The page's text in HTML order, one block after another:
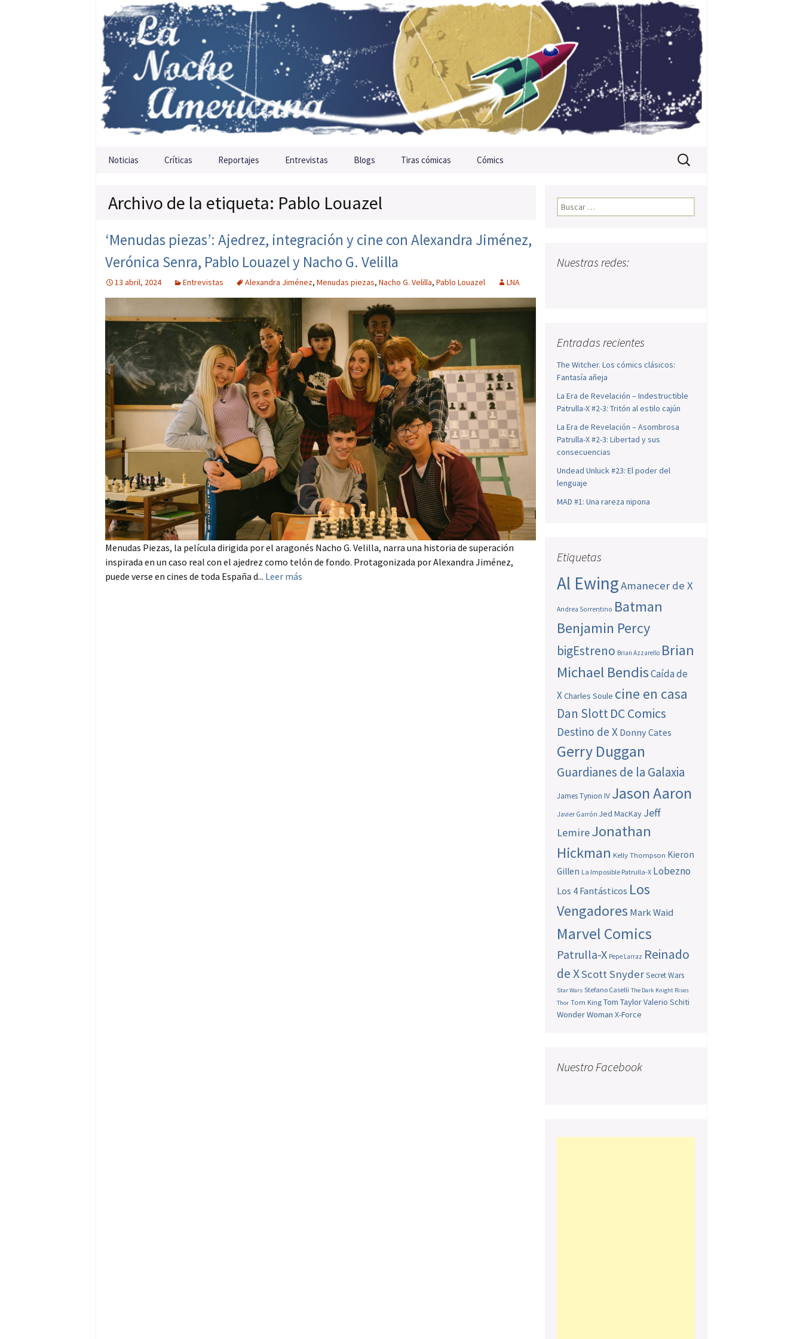
Saltar al contenido
Noticias Críticas Reportajes Entrevistas Blogs Tiras cómicas Cómics Buscar:
Archivo de la etiqueta: Pablo Louazel
‘Menudas piezas’: Ajedrez, integración y cine con Alexandra Jiménez,
Verónica Senra, Pablo Louazel y Nacho G. Velilla
13 abril, 2024 Entrevistas Alexandra Jiménez, Menudas piezas, Nacho G. Velilla, Pablo Louazel LNA
Menudas Piezas, la película dirigida por el aragonés Nacho G. Velilla, narra una historia de superación
inspirada en un caso real con el ajedrez como telón de fondo. Protagonizada por Alexandra Jiménez,
puede verse en cines de toda España d... Leer más
Buscar:
Nuestras redes:
Entradas recientes
The Witcher. Los cómics clásicos:
Fantasía añeja
La Era de Revelación – Indestructible
Patrulla-X #2-3: Tritón al estilo cajún
La Era de Revelación – Asombrosa
Patrulla-X #2-3: Libertad y sus
consecuencias
Undead Unluck #23: El poder del
lenguaje
MAD #1: Una rareza nipona
Etiquetas
Al EwingAmanecer de X
Andrea Sorrentino Batman
Benjamin Percy
bigEstreno Brian Azzarello Brian
Michael BendisCaída de
XCharles Soule cine en casa
Dan SlottDC Comics
Destino de X Donny Cates
Gerry Duggan
Guardianes de la Galaxia
James Tynion IV Jason Aaron
Javier Garrón Jed MacKay Jeff
LemireJonathan
Hickman Kelly Thompson Kieron
Gillen La Imposible Patrulla-X Lobezno
Los 4 Fantásticos Los
Vengadores Mark Waid
Marvel Comics
Patrulla-X Pepe Larraz Reinado
de XScott SnyderSecret Wars
Star Wars Stefano Caselli The Dark Knight Rises
Thor Tom King Tom TaylorValerio Schiti
Wonder Woman X-Force
Nuestro Facebook